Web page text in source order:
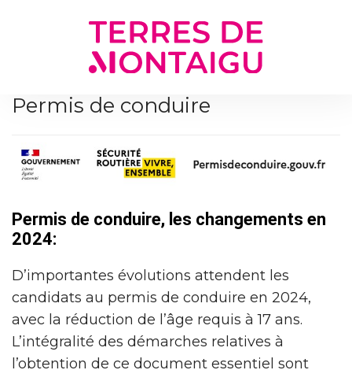
Permis de conduire
Permis de conduire, les changements en
2024:
D’importantes évolutions attendent les
candidats au permis de conduire en 2024,
avec la réduction de l’âge requis à 17 ans.
L’intégralité des démarches relatives à
l’obtention de ce document essentiel sont